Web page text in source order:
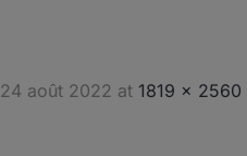
24 août 2022 at 1819 × 2560